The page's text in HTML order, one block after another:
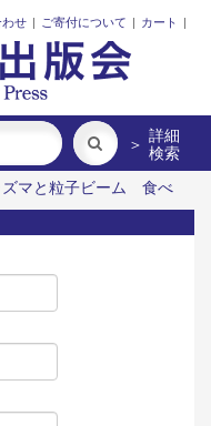
わせ | ご寄付について | カート |
＞ 詳細
検索
マと粒子ビーム
食べ
街に拓く大学
アーミッ
腸にくる